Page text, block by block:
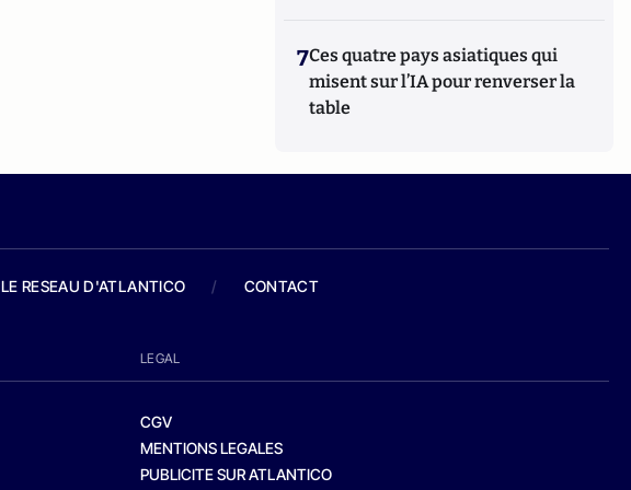
7Ces quatre pays asiatiques qui
misent sur l’IA pour renverser la
table
LE RESEAU D'ATLANTICO / CONTACT
LEGAL
CGV
MENTIONS LEGALES
PUBLICITE SUR ATLANTICO